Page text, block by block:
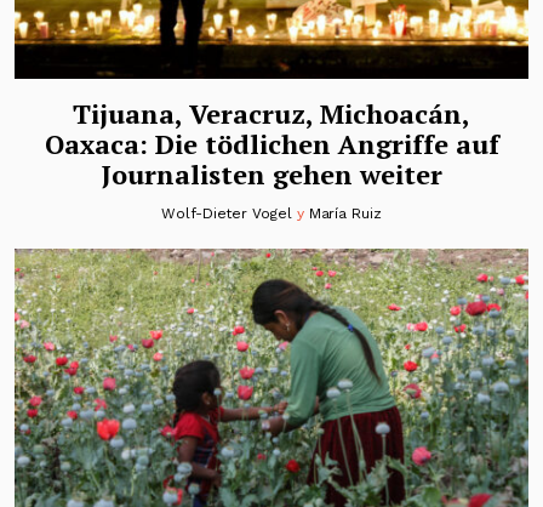
Tijuana, Veracruz, Michoacán,
Oaxaca: Die tödlichen Angriffe auf
Journalisten gehen weiter
Wolf-Dieter Vogely María Ruiz